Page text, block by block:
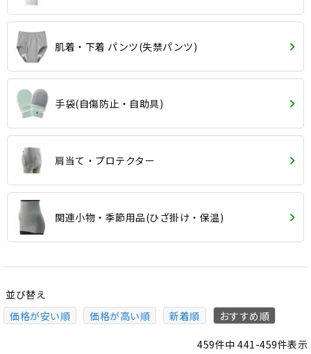
肌着・下着 パンツ(失禁パンツ)
手袋(自傷防止・自助具)
肩当て・プロテクター
関連小物・季節用品(ひざ掛け・保温)
並び替え
価格が安い順
価格が高い順 新着順 おすすめ順
459件中 441-459件表示